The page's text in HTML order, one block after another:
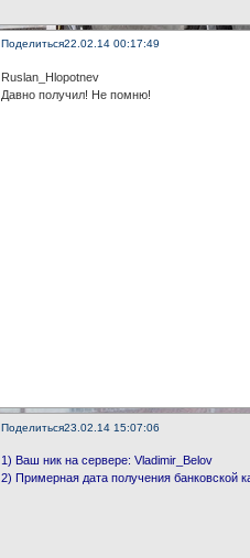
Поделиться22.02.14 00:17:49
Ruslan_Hlopotnev
Давно получил! Не помню!
Поделиться23.02.14 15:07:06
1) Ваш ник на сервере: Vladimir_Belov
2) Примерная дата получения банковской